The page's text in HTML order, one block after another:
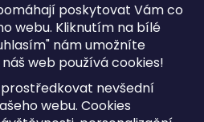
poskytovat Vám co
webu. Kliknutím na bílé
nám umožníte
náš web používá cookies!
nevšední
webu. Cookies